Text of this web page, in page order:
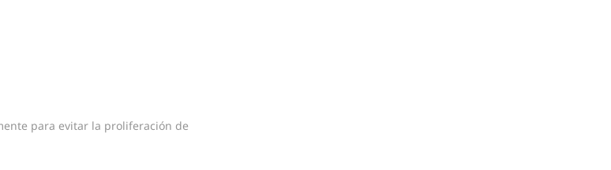
para evitar la proliferación de